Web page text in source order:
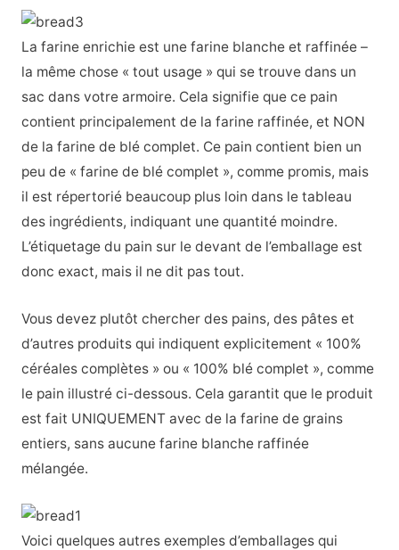
La farine enrichie est une farine blanche et raffinée –
la même chose « tout usage » qui se trouve dans un
sac dans votre armoire. Cela signifie que ce pain
contient principalement de la farine raffinée, et NON
de la farine de blé complet. Ce pain contient bien un
peu de « farine de blé complet », comme promis, mais
il est répertorié beaucoup plus loin dans le tableau
des ingrédients, indiquant une quantité moindre.
L’étiquetage du pain sur le devant de l’emballage est
donc exact, mais il ne dit pas tout.
Vous devez plutôt chercher des pains, des pâtes et
d’autres produits qui indiquent explicitement « 100%
céréales complètes » ou « 100% blé complet », comme
le pain illustré ci-dessous. Cela garantit que le produit
est fait UNIQUEMENT avec de la farine de grains
entiers, sans aucune farine blanche raffinée
mélangée.
Voici quelques autres exemples d’emballages qui